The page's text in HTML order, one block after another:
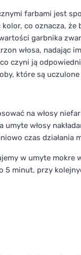
farbami jest
co oznacza,
garbnika
włosa, nadając
czyni ją
które są
na włosy
umyte włosy
czas działania
w umyte mokre
5 minut, przy